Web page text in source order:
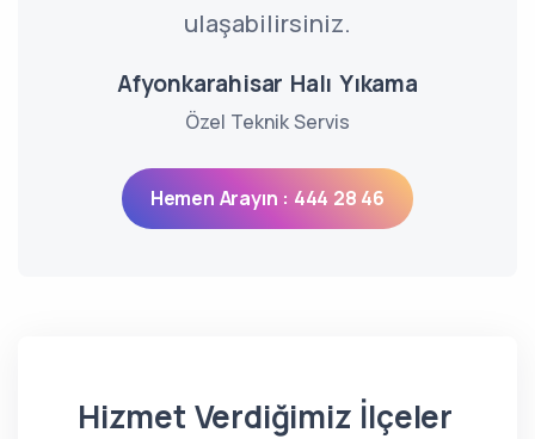
ulaşabilirsiniz.
Afyonkarahisar Halı Yıkama
Özel Teknik Servis
Hemen Arayın : 444 28 46
Hizmet Verdiğimiz İlçeler